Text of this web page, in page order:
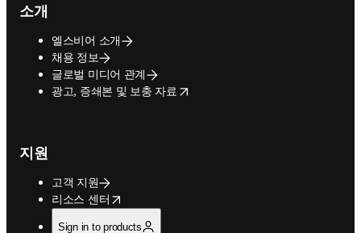
소개
엘스비어 소개
채용 정보
글로벌 미디어 관계
광고, 증쇄본 및 보충 자료
opens in new tab/window
지원
고객 지원
리소스 센터
opens in new tab/window
Sign in to products